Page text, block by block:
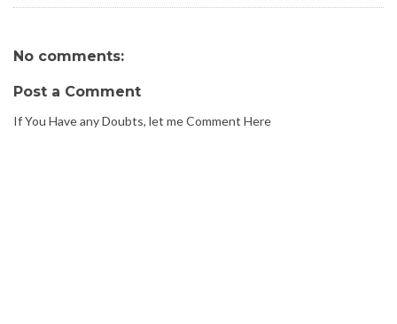
No comments:
Post a Comment
If You Have any Doubts, let me Comment Here